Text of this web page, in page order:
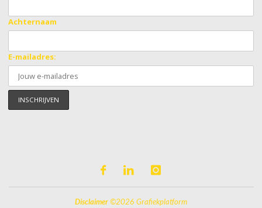
Achternaam
E-mailadres:
Disclaimer©2026 Grafiekplatform